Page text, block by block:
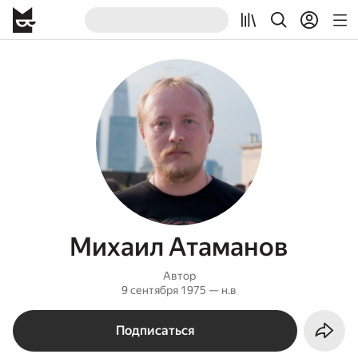
Михаил Атаманов
Автор
9 сентября 1975 — н.в
Подписаться